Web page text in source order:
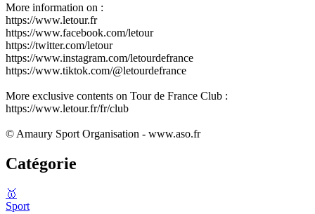
More information on :
https://www.letour.fr
https://www.facebook.com/letour
https://twitter.com/letour
https://www.instagram.com/letourdefrance
https://www.tiktok.com/@letourdefrance
More exclusive contents on Tour de France Club :
https://www.letour.fr/fr/club
© Amaury Sport Organisation - www.aso.fr
Catégorie
🥇
Sport